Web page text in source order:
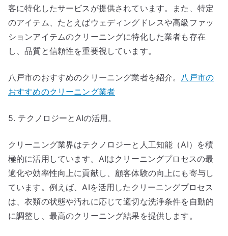
客に特化したサービスが提供されています。また、特定
のアイテム、たとえばウェディングドレスや高級ファッ
ションアイテムのクリーニングに特化した業者も存在
し、品質と信頼性を重要視しています。
八戸市のおすすめのクリーニング業者を紹介。 八戸市の
おすすめのクリーニング業者
5. テクノロジーとAIの活用。
クリーニング業界はテクノロジーと人工知能（AI）を積
極的に活用しています。AIはクリーニングプロセスの最
適化や効率性向上に貢献し、顧客体験の向上にも寄与し
ています。例えば、AIを活用したクリーニングプロセス
は、衣類の状態や汚れに応じて適切な洗浄条件を自動的
に調整し、最高のクリーニング結果を提供します。